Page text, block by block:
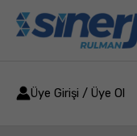
İçeriğe
atla
Üye Girişi / Üye Ol